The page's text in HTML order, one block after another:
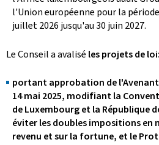
l'Union européenne pour la
juillet 2026 jusqu'au 30 juin 2027.
Le Conseil a avalisé les projets de loi:
portant approbation de
14 mai 2025, modifiant la
de Luxembourg et la République
éviter les doubles impositions en
revenu et sur la fortune, et le